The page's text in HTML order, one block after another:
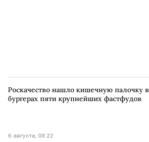
Роскачество нашло кишечную палочку в
бургерах пяти крупнейших фастфудов
6 августа, 08:22